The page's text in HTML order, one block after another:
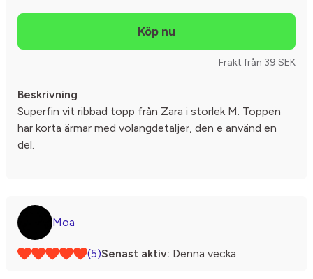
Frakt från 39 SEK
Beskrivning
Superfin vit ribbad topp från Zara i storlek M. Toppen
har korta ärmar med volangdetaljer, den e använd en
del.
Moa
(5)Senast aktiv: Denna vecka